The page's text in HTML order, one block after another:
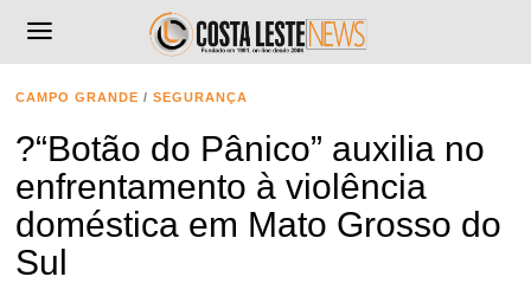
CAMPO GRANDE / SEGURANÇA
?“Botão do Pânico” auxilia no
enfrentamento à violência
doméstica em Mato Grosso do
Sul